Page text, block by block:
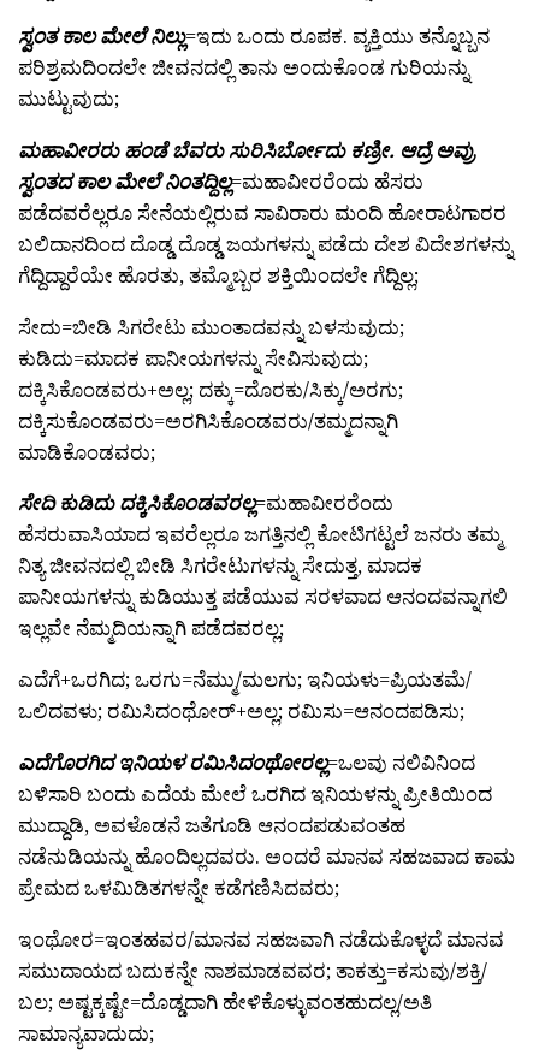
ಸ್ವಂತ ಕಾಲ ಮೇಲೆ ನಿಲ್ಲು=ಇದು ಒಂದು ರೂಪಕ. ವ್ಯಕ್ತಿಯು ತನ್ನೊಬ್ಬನ
ಪರಿಶ್ರಮದಿಂದಲೇ ಜೀವನದಲ್ಲಿ ತಾನು ಅಂದುಕೊಂಡ ಗುರಿಯನ್ನು
ಮುಟ್ಟುವುದು;
ಮಹಾವೀರರು ಹಂಡೆ ಬೆವರು ಸುರಿಸಿರ್ಬೋದು ಕಣ್ರೀ. ಆದ್ರೆ ಅವ್ರು
ಸ್ವಂತದ ಕಾಲ ಮೇಲೆ ನಿಂತದ್ದಿಲ್ಲ=ಮಹಾವೀರರೆಂದು ಹೆಸರು
ಪಡೆದವರೆಲ್ಲರೂ ಸೇನೆಯಲ್ಲಿರುವ ಸಾವಿರಾರು ಮಂದಿ ಹೋರಾಟಗಾರರ
ಬಲಿದಾನದಿಂದ ದೊಡ್ಡ ದೊಡ್ಡ ಜಯಗಳನ್ನು ಪಡೆದು ದೇಶ ವಿದೇಶಗಳನ್ನು
ಗೆದ್ದಿದ್ದಾರೆಯೇ ಹೊರತು, ತಮ್ಮೊಬ್ಬರ ಶಕ್ತಿಯಿಂದಲೇ ಗೆದ್ದಿಲ್ಲ;
ಸೇದು=ಬೀಡಿ ಸಿಗರೇಟು ಮುಂತಾದವನ್ನು ಬಳಸುವುದು;
ಕುಡಿದು=ಮಾದಕ ಪಾನೀಯಗಳನ್ನು ಸೇವಿಸುವುದು;
ದಕ್ಕಿಸಿಕೊಂಡವರು+ಅಲ್ಲ; ದಕ್ಕು=ದೊರಕು/ಸಿಕ್ಕು/ಅರಗು;
ದಕ್ಕಿಸುಕೊಂಡವರು=ಅರಗಿಸಿಕೊಂಡವರು/ತಮ್ಮದನ್ನಾಗಿ
ಮಾಡಿಕೊಂಡವರು;
ಸೇದಿ ಕುಡಿದು ದಕ್ಕಿಸಿಕೊಂಡವರಲ್ಲ=ಮಹಾವೀರರೆಂದು
ಹೆಸರುವಾಸಿಯಾದ ಇವರೆಲ್ಲರೂ ಜಗತ್ತಿನಲ್ಲಿ ಕೋಟಿಗಟ್ಟಲೆ ಜನರು ತಮ್ಮ
ನಿತ್ಯ ಜೀವನದಲ್ಲಿ ಬೀಡಿ ಸಿಗರೇಟುಗಳನ್ನು ಸೇದುತ್ತ, ಮಾದಕ
ಪಾನೀಯಗಳನ್ನು ಕುಡಿಯುತ್ತ ಪಡೆಯುವ ಸರಳವಾದ ಆನಂದವನ್ನಾಗಲಿ
ಇಲ್ಲವೇ ನೆಮ್ಮದಿಯನ್ನಾಗಿ ಪಡೆದವರಲ್ಲ;
ಎದೆಗೆ+ಒರಗಿದ; ಒರಗು=ನೆಮ್ಮು/ಮಲಗು; ಇನಿಯಳು=ಪ್ರಿಯತಮೆ/
ಒಲಿದವಳು; ರಮಿಸಿದಂಥೋರ್+ಅಲ್ಲ; ರಮಿಸು=ಆನಂದಪಡಿಸು;
ಎದೆಗೊರಗಿದ ಇನಿಯಳ ರಮಿಸಿದಂಥೋರಲ್ಲ=ಒಲವು ನಲಿವಿನಿಂದ
ಬಳಿಸಾರಿ ಬಂದು ಎದೆಯ ಮೇಲೆ ಒರಗಿದ ಇನಿಯಳನ್ನು ಪ್ರೀತಿಯಿಂದ
ಮುದ್ದಾಡಿ, ಅವಳೊಡನೆ ಜತೆಗೂಡಿ ಆನಂದಪಡುವಂತಹ
ನಡೆನುಡಿಯನ್ನು ಹೊಂದಿಲ್ಲದವರು. ಅಂದರೆ ಮಾನವ ಸಹಜವಾದ ಕಾಮ
ಪ್ರೇಮದ ಒಳಮಿಡಿತಗಳನ್ನೇ ಕಡೆಗಣಿಸಿದವರು;
ಇಂಥೋರ=ಇಂತಹವರ/ಮಾನವ ಸಹಜವಾಗಿ ನಡೆದುಕೊಳ್ಳದೆ ಮಾನವ
ಸಮುದಾಯದ ಬದುಕನ್ನೇ ನಾಶಮಾಡವವರ; ತಾಕತ್ತು=ಕಸುವು/ಶಕ್ತಿ/
ಬಲ; ಅಷ್ಟಕ್ಕಷ್ಟೇ=ದೊಡ್ಡದಾಗಿ ಹೇಳಿಕೊಳ್ಳುವಂತಹುದಲ್ಲ/ಅತಿ
ಸಾಮಾನ್ಯವಾದುದು;